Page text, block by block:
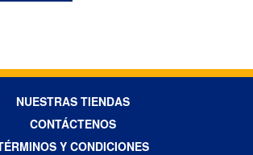
NUESTRAS TIENDAS
CONTÁCTENOS
Y CONDICIONES